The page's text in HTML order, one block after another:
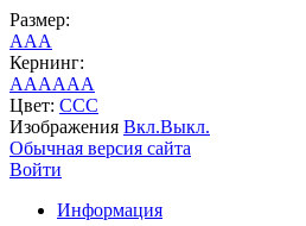
Размер:
AAA
Кернинг:
AAAAAA
Цвет: CCC
Изображения Вкл.Выкл.
Обычная версия сайта
Войти
Информация